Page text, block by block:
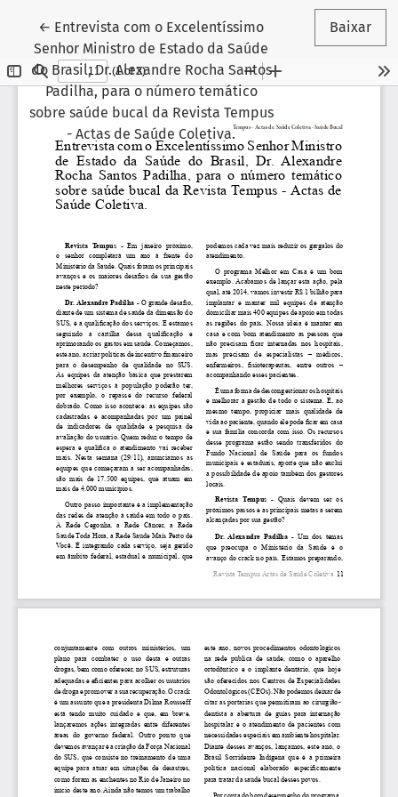
← Voltar aos Detalhes do Artigo
Entrevista com o Excelentíssimo
Senhor Ministro de Estado da Saúde
do Brasil, Dr. Alexandre Rocha Santos
Padilha, para o número temático
sobre saúde bucal da Revista Tempus
- Actas de Saúde Coletiva.
Baixar